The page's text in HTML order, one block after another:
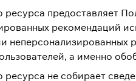
предоставляет
рекомендаций
а именно
не собирает